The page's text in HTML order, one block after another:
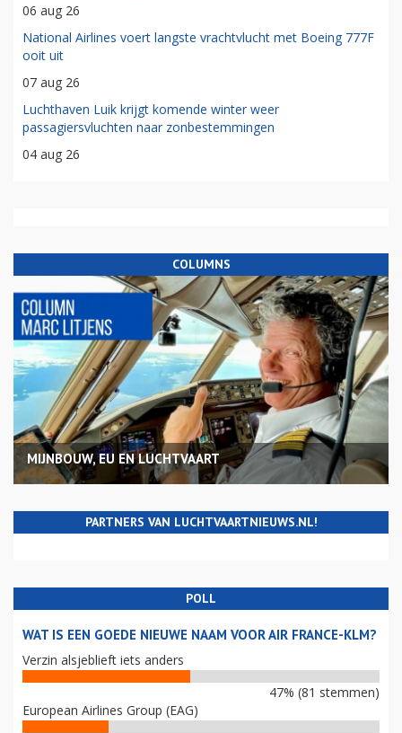
06 aug 26
National Airlines voert langste vrachtvlucht met Boeing 777F
ooit uit
07 aug 26
Luchthaven Luik krijgt komende winter weer
passagiersvluchten naar zonbestemmingen
04 aug 26
COLUMNS
MIJNBOUW, EU EN LUCHTVAART
PARTNERS VAN LUCHTVAARTNIEUWS.NL!
POLL
WAT IS EEN GOEDE NIEUWE NAAM VOOR AIR FRANCE-KLM?
Verzin alsjeblieft iets anders
47% (81 stemmen)
European Airlines Group (EAG)